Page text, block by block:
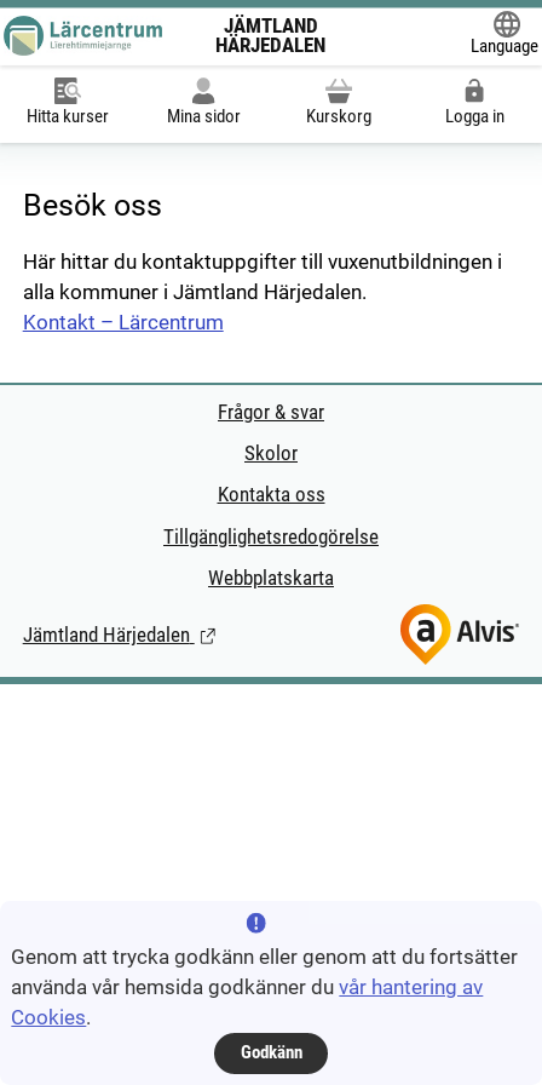
JÄMTLAND
HÄRJEDALEN
Language
Hitta kurser Mina sidor Kurskorg Logga in
Besök oss
Här hittar du kontaktuppgifter till vuxenutbildningen i
alla kommuner i Jämtland Härjedalen.
Kontakt – Lärcentrum
Frågor & svar
Skolor
Kontakta oss
Tillgänglighetsredogörelse
Webbplatskarta
Jämtland Härjedalen (Länk till extern sida.)
Genom att trycka godkänn eller genom att du fortsätter
använda vår hemsida godkänner duvår hantering av
Cookies.
Godkänn